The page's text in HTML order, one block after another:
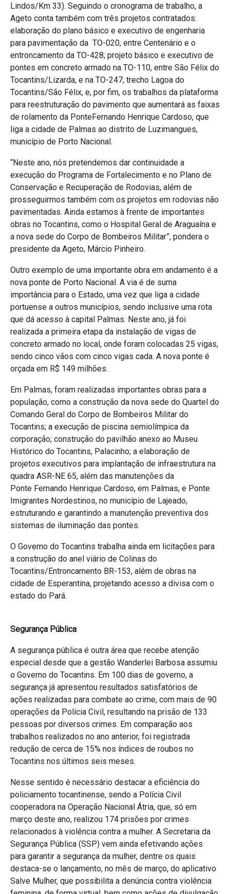
Lindos/Km 33). Seguindo o cronograma de trabalho, a
Ageto conta também com três projetos contratados:
elaboração do plano básico e executivo de engenharia
para pavimentação da TO-020, entre Centenário e o
entroncamento da TO-428; projeto básico e executivo de
pontes em concreto armado na TO-110, entre São Félix do
Tocantins/Lizarda, e na TO-247, trecho Lagoa do
Tocantins/São Félix, e, por fim, os trabalhos da plataforma
para reestruturação do pavimento que aumentará as faixas
de rolamento da PonteFernando Henrique Cardoso, que
liga a cidade de Palmas ao distrito de Luzimangues,
município de Porto Nacional.
“Neste ano, nós pretendemos dar continuidade a
execução do Programa de Fortalecimento e no Plano de
Conservação e Recuperação de Rodovias, além de
prosseguirmos também com os projetos em rodovias não
pavimentadas. Ainda estamos à frente de importantes
obras no Tocantins, como o Hospital Geral de Araguaína e
a nova sede do Corpo de Bombeiros Militar”, pondera o
presidente da Ageto, Márcio Pinheiro.
Outro exemplo de uma importante obra em andamento é a
nova ponte de Porto Nacional. A via é de suma
importância para o Estado, uma vez que liga a cidade
portuense a outros municípios, sendo inclusive uma rota
que dá acesso à capital Palmas. Neste ano, já foi
realizada a primeira etapa da instalação de vigas de
concreto armado no local, onde foram colocadas 25 vigas,
sendo cinco vãos com cinco vigas cada. A nova ponte é
orçada em R$ 149 milhões.
Em Palmas, foram realizadas importantes obras para a
população, como a construção da nova sede do Quartel do
Comando Geral do Corpo de Bombeiros Militar do
Tocantins; a execução de piscina semiolímpica da
corporação; construção do pavilhão anexo ao Museu
Histórico do Tocantins, Palacinho; a elaboração de
projetos executivos para implantação de infraestrutura na
quadra ASR-NE 65, além das manutenções da
Ponte Fernando Henrique Cardoso, em Palmas, e Ponte
Imigrantes Nordestinos, no município de Lajeado,
estruturando e garantindo a manutenção preventiva dos
sistemas de iluminação das pontes.
O Governo do Tocantins trabalha ainda em licitações para
a construção do anel viário de Colinas do
Tocantins/Entroncamento BR-153, além de obras na
cidade de Esperantina, projetando acesso a divisa com o
estado do Pará.
Segurança Pública
A segurança pública é outra área que recebe atenção
especial desde que a gestão Wanderlei Barbosa assumiu
o Governo do Tocantins. Em 100 dias de governo, a
segurança já apresentou resultados satisfatórios de
ações realizadas para combate ao crime, com mais de 90
operações da Polícia Civil, resultando na prisão de 133
pessoas por diversos crimes. Em comparação aos
trabalhos realizados no ano anterior, foi registrada
redução de cerca de 15% nos índices de roubos no
Tocantins nos últimos seis meses.
Nesse sentido é necessário destacar a eficiência do
policiamento tocantinense, sendo a Polícia Civil
cooperadora na Operação Nacional Átria, que, só em
março deste ano, realizou 174 prisões por crimes
relacionados à violência contra a mulher. A Secretaria da
Segurança Pública (SSP) vem ainda efetivando ações
para garantir a segurança da mulher, dentre os quais
destaca-se o lançamento, no mês de março, do aplicativo
Salve Mulher, que possibilita a denúncia contra violência